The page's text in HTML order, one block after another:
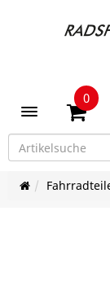
Toggle
0